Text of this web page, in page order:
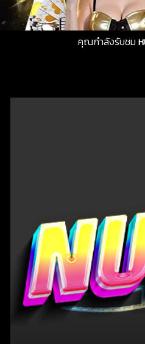
คุณกำลังรับชม